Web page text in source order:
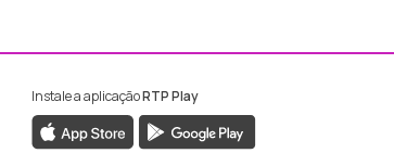
RTP Madeira
da RTP Madeira
Instale a aplicaçãoRTP Play